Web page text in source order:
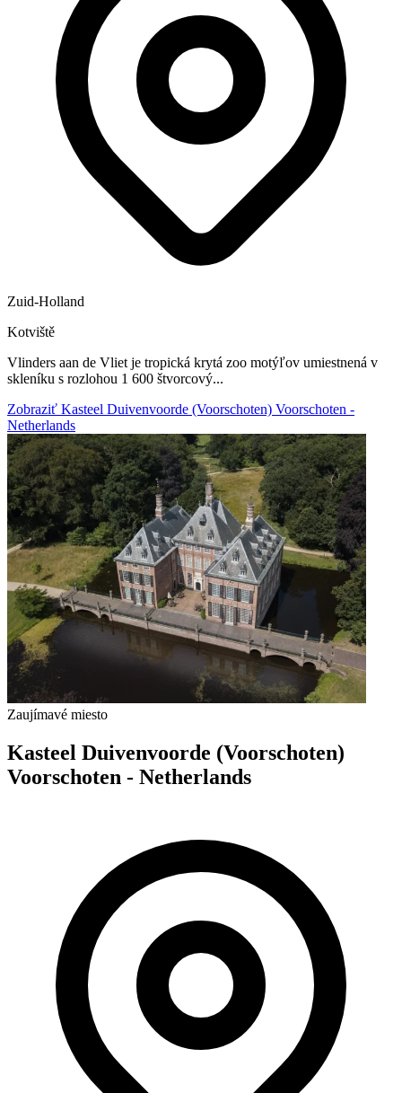
Zuid-Holland
Kotviště
Vlinders aan de Vliet je tropická krytá zoo motýľov umiestnená v
skleníku s rozlohou 1 600 štvorcový...
Zobraziť Kasteel Duivenvoorde (Voorschoten) Voorschoten -
Netherlands
Zaujímavé miesto
Kasteel Duivenvoorde (Voorschoten)
Voorschoten - Netherlands